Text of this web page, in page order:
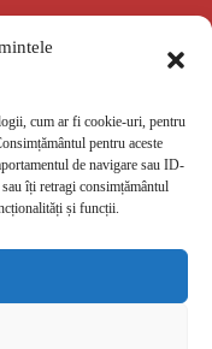
cum ar fi cookie-uri, pentru
pentru aceste
de navigare sau ID-
îți retragi consimțământul
și funcții.
Termeni de utilizare